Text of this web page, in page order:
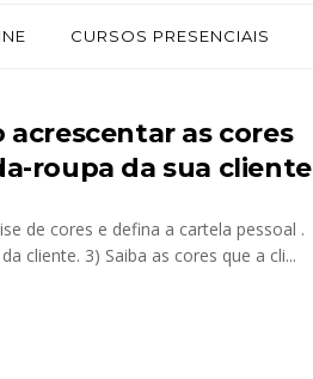
CURSOS PRESENCIAIS
acrescentar as cores
roupa da sua cliente
de cores e defina a cartela pessoal .
cliente. 3) Saiba as cores que a cli...